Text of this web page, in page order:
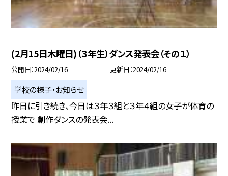
(2月15日木曜日)（３年生）ダンス発表会（その１）
公開日 2024/02/16 更新日 2024/02/16
学校の様子・お知らせ
昨日に引き続き、今日は３年３組と３年４組の女子が体育の
授業で 創作ダンスの発表会...